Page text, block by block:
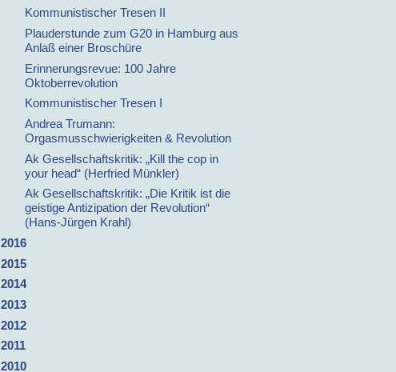
Kommunistischer Tresen II
Plauderstunde zum G20 in Hamburg aus
Anlaß einer Broschüre
Erinnerungsrevue: 100 Jahre
Oktoberrevolution
Kommunistischer Tresen I
Andrea Trumann:
Orgasmusschwierigkeiten & Revolution
Ak Gesellschaftskritik: „Kill the cop in
your head“ (Herfried Münkler)
Ak Gesellschaftskritik: „Die Kritik ist die
geistige Antizipation der Revolution“
(Hans-Jürgen Krahl)
2016
2015
2014
2013
2012
2011
2010